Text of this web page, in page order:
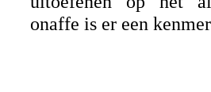
onaffe is er een